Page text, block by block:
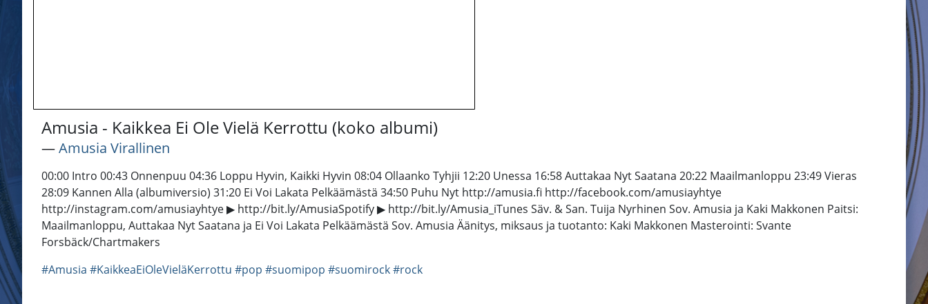
Amusia - Kaikkea Ei Ole Vielä Kerrottu (koko albumi)
―Amusia Virallinen
00:00 Intro 00:43 Onnenpuu 04:36 Loppu Hyvin, Kaikki Hyvin 08:04 Ollaanko Tyhjii 12:20 Unessa 16:58 Auttakaa Nyt Saatana 20:22 Maailmanloppu 23:49 Vieras
28:09 Kannen Alla (albumiversio) 31:20 Ei Voi Lakata Pelkäämästä 34:50 Puhu Nyt http://amusia.fi http://facebook.com/amusiayhtye
http://instagram.com/amusiayhtye ▶ http://bit.ly/AmusiaSpotify ▶ http://bit.ly/Amusia_iTunes Säv. & San. Tuija Nyrhinen Sov. Amusia ja Kaki Makkonen Paitsi:
Maailmanloppu, Auttakaa Nyt Saatana ja Ei Voi Lakata Pelkäämästä Sov. Amusia Äänitys, miksaus ja tuotanto: Kaki Makkonen Masterointi: Svante
Forsbäck/Chartmakers
#Amusia #KaikkeaEiOleVieläKerrottu #pop #suomipop #suomirock#rock